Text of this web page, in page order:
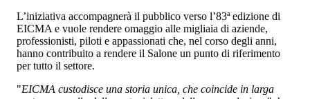
L’iniziativa accompagnerà il pubblico verso l’83ª edizione di
EICMA e vuole rendere omaggio alle migliaia di aziende,
professionisti, piloti e appassionati che, nel corso degli anni,
hanno contribuito a rendere il Salone un punto di riferimento
per tutto il settore.
"EICMA custodisce una storia unica, che coincide in larga